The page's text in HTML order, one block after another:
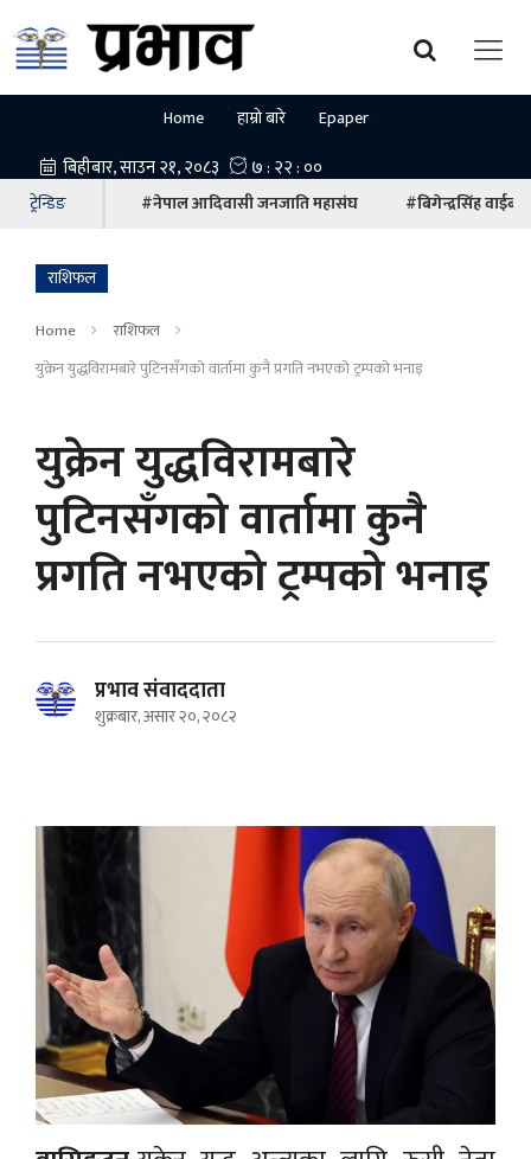
Home हाम्रो बारे Epaper
ट्रेन्डिङ #नेपाल आदिवासी जनजाति महासंघ #बिगेन्द्रसिंह वाईबा
राशिफल
Home
राशिफल
युक्रेन युद्धविरामबारे पुटिनसँगको वार्तामा कुनै प्रगति नभएको ट्रम्पको भनाइ
युक्रेन युद्धविरामबारे
पुटिनसँगको वार्तामा कुनै
प्रगति नभएको ट्रम्पको भनाइ
प्रभाव संवाददाता
शुक्रबार, असार २०, २०८२